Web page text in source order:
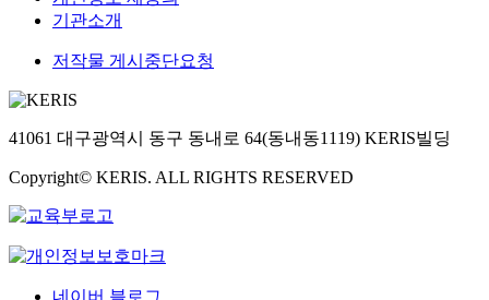
기관소개
저작물 게시중단요청
41061 대구광역시 동구 동내로 64(동내동1119) KERIS빌딩
Copyright© KERIS. ALL RIGHTS RESERVED